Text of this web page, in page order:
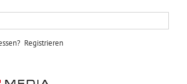
Registrieren